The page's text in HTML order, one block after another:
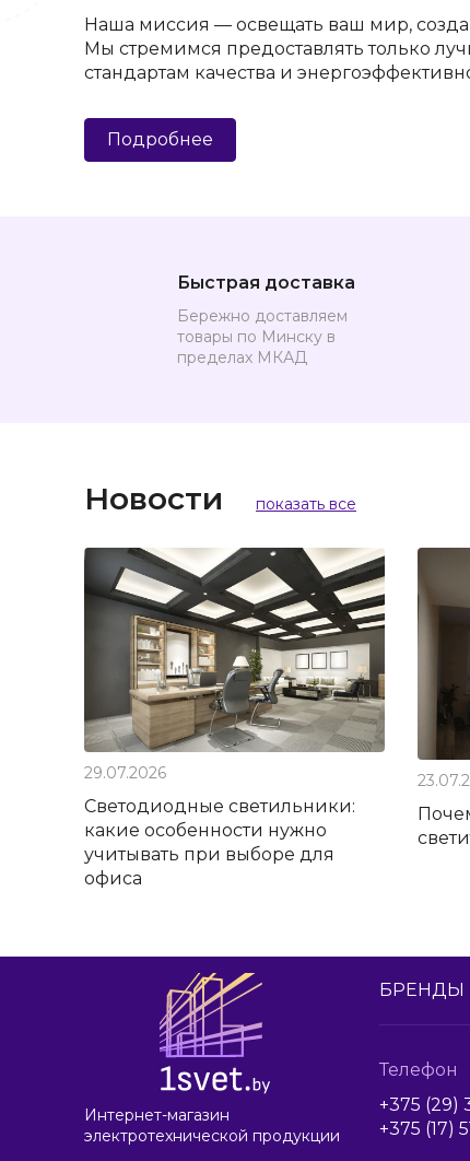
Наша миссия — освещать ваш мир,
Мы стремимся предоставлять только
стандартам качества и
Подробнее
Быстрая доставка
Бережно доставляем
товары по Минску в
пределах МКАД
Новости показать все
29.07.2026
Светодиодные светильники:
какие особенности нужно
учитывать при выборе для
офиса
Интернет-магазин
электротехнической продукции
БРЕНДЫ
Телефон
+375 (29)
+375 (17)